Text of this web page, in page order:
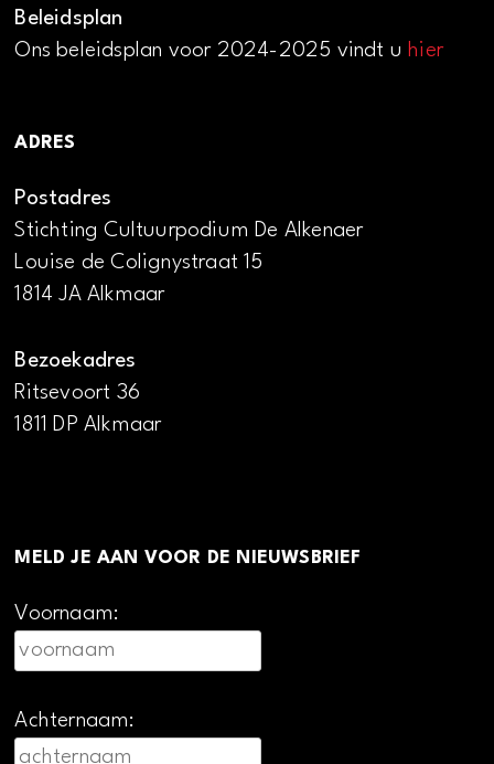
Beleidsplan
Ons beleidsplan voor 2024-2025 vindt uhier
ADRES
Postadres
Stichting Cultuurpodium De Alkenaer
Louise de Colignystraat 15
1814 JA Alkmaar
Bezoekadres
Ritsevoort 36
1811 DP Alkmaar
MELD JE AAN VOOR DE NIEUWSBRIEF
Voornaam:
Achternaam: